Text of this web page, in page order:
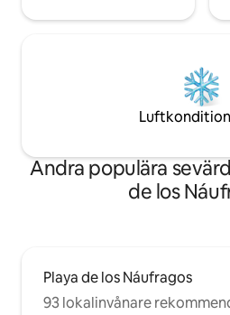
inne i rummet. Det högsta antalet
Toalettpapper och tvål
ankomsten, men du måste fylla
Internetåtkomst - Sänglinne
Tillvalstjänster - Spjälsäng: Pris: 30 € per
Andra populära
de los
Playa de los Náufragos
93 lokalinvånare